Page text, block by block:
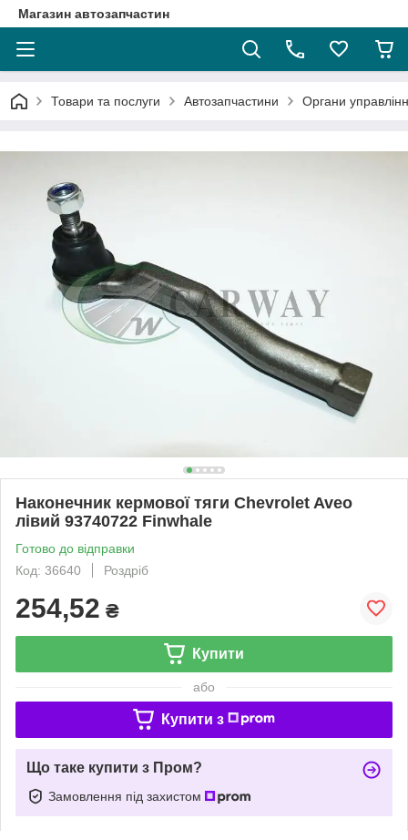
Магазин автозапчастин
Товари та послуги Автозапчастини Органи
Наконечник кермової тяги Chevrolet Aveo
лівий 93740722 Finwhale
Готово до відправки
Код: 36640
Роздріб
254,52 ₴
Купити
або
Купити з
Що таке купити з Пром?
Замовлення під захистом